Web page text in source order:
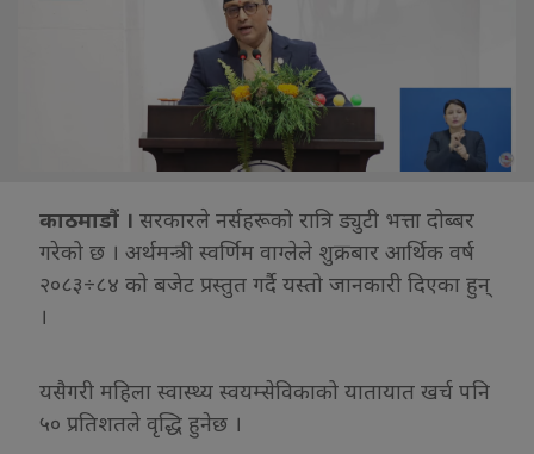
काठमाडौं । सरकारले नर्सहरूको रात्रि ड्युटी भत्ता दोब्बर
गरेको छ । अर्थमन्त्री स्वर्णिम वाग्लेले शुक्रबार आर्थिक वर्ष
२०८३÷८४ को बजेट प्रस्तुत गर्दै यस्तो जानकारी दिएका हुन्
।
यसैगरी महिला स्वास्थ्य स्वयम्सेविकाको यातायात खर्च पनि
५० प्रतिशतले वृद्धि हुनेछ ।